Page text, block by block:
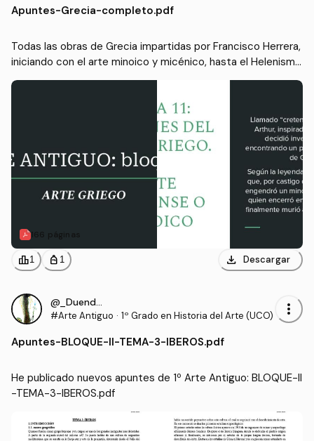
Apuntes-Grecia-completo.pdf
Todas las obras de Grecia impartidas por Francisco Herrera,
iniciando con el arte minoico y micénico, hasta el Helenism
o.
166 páginas
leaderboard1 personal_bag 1 download Descargar
@_Duende_
#Arte Antiguo · 1º Grado en Historia del Arte (UCO) more_vert
Apuntes-BLOQUE-II-TEMA-3-IBEROS.pdf
He publicado nuevos apuntes de 1º Arte Antiguo: BLOQUE-II
-TEMA-3-IBEROS.pdf